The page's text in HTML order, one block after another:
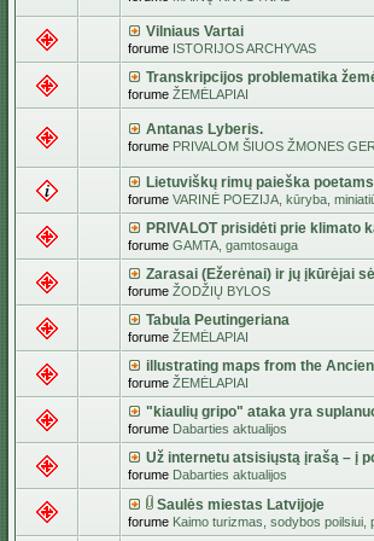
Vilniaus Vartai
forume ISTORIJOS ARCHYVAS
Transkripcijos problematika
forume ŽEMĖLAPIAI
Antanas Lyberis.
forume PRIVALOM ŠIUOS ŽMONES
Lietuviškų rimų paieška poetams
forume VARINĖ POEZIJA, kūryba,
PRIVALOT prisidėti prie klimato
forume GAMTA, gamtosauga
Zarasai (Ežerėnai) ir jų įkūrėjai
forume ŽODŽIŲ BYLOS
Tabula Peutingeriana
forume ŽEMĖLAPIAI
illustrating maps from the
forume ŽEMĖLAPIAI
"kiaulių gripo" ataka yra
forume Dabarties aktualijos
Už internetu atsisiųstą įrašą – į
forume Dabarties aktualijos
Saulės miestas Latvijoje
forume Kaimo turizmas, sodybos poilsiui,